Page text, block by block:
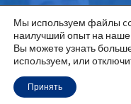
свой никнейм /
Подтвердите
Мы используем файлы
наилучший опыт на
Вы можете узнать
используем, или
Принять